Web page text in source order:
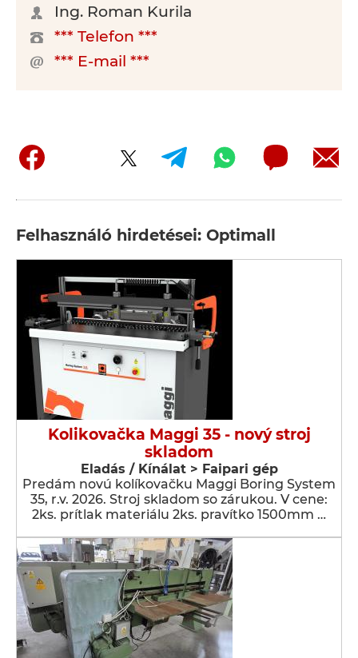
Ing. Roman Kurila
*** Telefon ***
*** E-mail ***
Felhasználó hirdetései: Optimall
Kolikovačka Maggi 35 - nový stroj
skladom
Eladás / Kínálat > Faipari gép
Predám novú kolíkovačku Maggi Boring System
35, r.v. 2026. Stroj skladom so zárukou. V cene:
2ks. prítlak materiálu 2ks. pravítko 1500mm …